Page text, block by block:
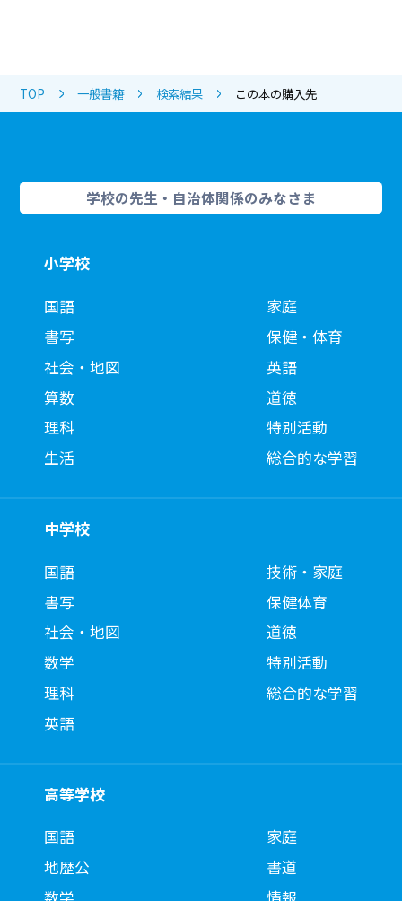
TOP 一般書籍 検索結果 この本の購入先
学校の先生・自治体関係のみなさま
小学校
国語
書写
社会・地図
算数
理科
生活
家庭
保健・体育
英語
道徳
特別活動
総合的な学習
中学校
国語
書写
社会・地図
数学
理科
英語
技術・家庭
保健体育
道徳
特別活動
総合的な学習
高等学校
国語
地歴公
家庭
書道